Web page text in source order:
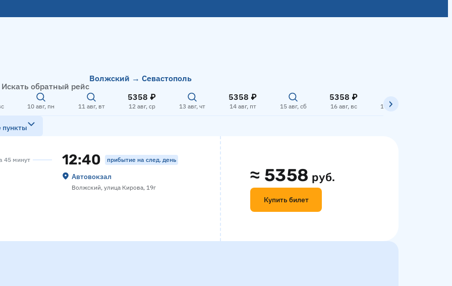
Искать обратный рейс
Волжский → Севастополь
10 авг, пн 11 авг, вт
5358 ₽
12 авг, ср 13 авг, чт
5358 ₽
14 авг, пт 15 авг, сб
5358 ₽
16 авг, вс 17 авг, пн
пункты
45 минут 12:40 прибытие на след. день
Автовокзал
Волжский, улица Кирова, 19г
≈ 5358 руб.
Купить билет